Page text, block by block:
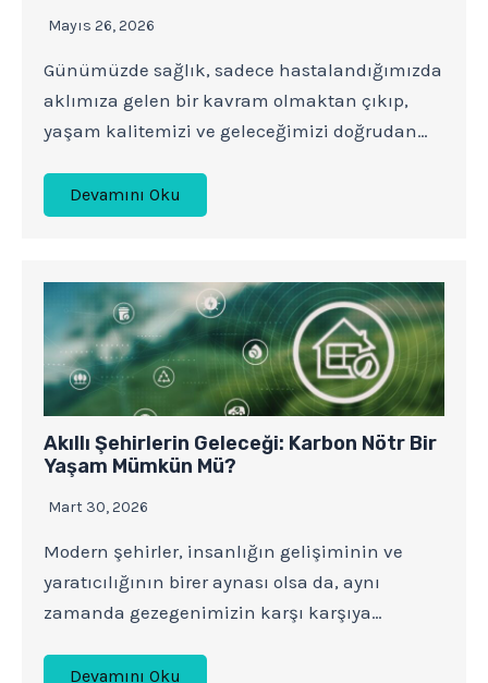
Mayıs 26, 2026
Günümüzde sağlık, sadece hastalandığımızda
aklımıza gelen bir kavram olmaktan çıkıp,
yaşam kalitemizi ve geleceğimizi doğrudan…
Devamını Oku
Akıllı Şehirlerin Geleceği: Karbon Nötr Bir
Yaşam Mümkün Mü?
Mart 30, 2026
Modern şehirler, insanlığın gelişiminin ve
yaratıcılığının birer aynası olsa da, aynı
zamanda gezegenimizin karşı karşıya…
Devamını Oku